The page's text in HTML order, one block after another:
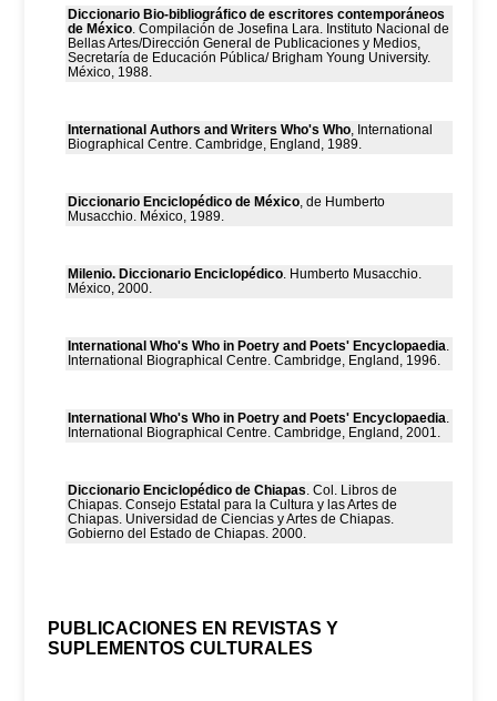
Diccionario Bio-bibliográfico de escritores contemporáneos
de México. Compilación de Josefina Lara. Instituto Nacional de
Bellas Artes/Dirección General de Publicaciones y Medios,
Secretaría de Educación Pública/ Brigham Young University.
México, 1988.
International Authors and Writers Who's Who, International
Biographical Centre. Cambridge, England, 1989.
Diccionario Enciclopédico de México, de Humberto
Musacchio. México, 1989.
Milenio. Diccionario Enciclopédico. Humberto Musacchio.
México, 2000.
International Who's Who in Poetry and Poets' Encyclopaedia.
International Biographical Centre. Cambridge, England, 1996.
International Who's Who in Poetry and Poets' Encyclopaedia.
International Biographical Centre. Cambridge, England, 2001.
Diccionario Enciclopédico de Chiapas. Col. Libros de
Chiapas. Consejo Estatal para la Cultura y las Artes de
Chiapas. Universidad de Ciencias y Artes de Chiapas.
Gobierno del Estado de Chiapas. 2000.
PUBLICACIONES EN REVISTAS Y
SUPLEMENTOS CULTURALES